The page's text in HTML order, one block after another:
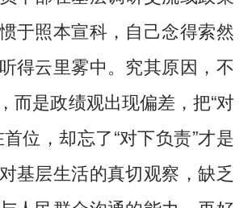
于照本宣科，自己念得索然
得云里雾中。究其原因，不
而是政绩观出现偏差，把“对
首位，却忘了“对下负责”才是
基层生活的真切观察，缺乏